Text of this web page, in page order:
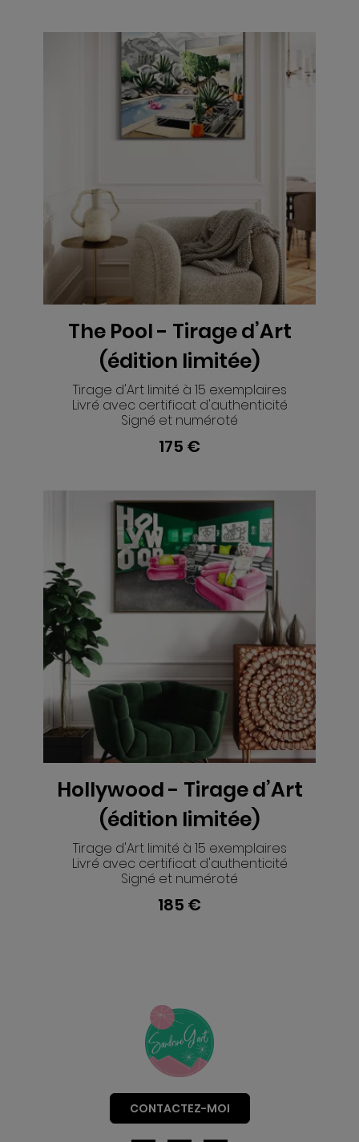
The Pool - Tirage d’Art
(édition limitée)
Tirage d'Art limité à 15 exemplaires
Livré avec certificat d'authenticité
Signé et numéroté
175 €
VOIR
Hollywood - Tirage d’Art
(édition limitée)
Tirage d'Art limité à 15 exemplaires
Livré avec certificat d'authenticité
Signé et numéroté
185 €
CONTACTEZ-MOI